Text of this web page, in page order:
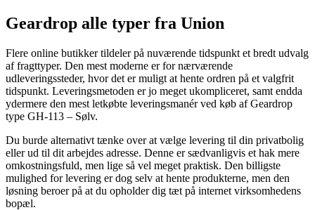
Geardrop alle typer fra Union
Flere online butikker tildeler på nuværende tidspunkt et bredt udvalg
af fragttyper. Den mest moderne er for nærværende
udleveringssteder, hvor det er muligt at hente ordren på et valgfrit
tidspunkt. Leveringsmetoden er jo meget ukompliceret, samt endda
ydermere den mest letkøbte leveringsmanér ved køb af Geardrop
type GH-113 – Sølv.
Du burde alternativt tænke over at vælge levering til din privatbolig
eller ud til dit arbejdes adresse. Denne er sædvanligvis et hak mere
omkostningsfuld, men lige så vel meget praktisk. Den billigste
mulighed for levering er dog selv at hente produkterne, men den
løsning beroer på at du opholder dig tæt på internet virksomhedens
bopæl.